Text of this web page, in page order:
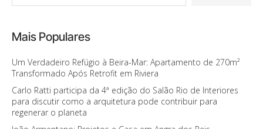
Mais Populares
Um Verdadeiro Refúgio à Beira-Mar: Apartamento de 270m²
Transformado Após Retrofit em Riviera
Carlo Ratti participa da 4ª edição do Salão Rio de Interiores
para discutir como a arquitetura pode contribuir para
regenerar o planeta